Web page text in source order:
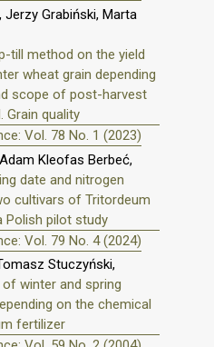
Jerzy Grabiński, Marta
till method on the yield
wheat grain depending
scope of post-harvest
Grain quality
Vol. 78 No. 1 (2023)
Kleofas Berbeć,
date and nitrogen
cultivars of Tritordeum
Polish pilot study
Vol. 79 No. 4 (2024)
Stuczyński,
winter and spring
on the chemical
fertilizer